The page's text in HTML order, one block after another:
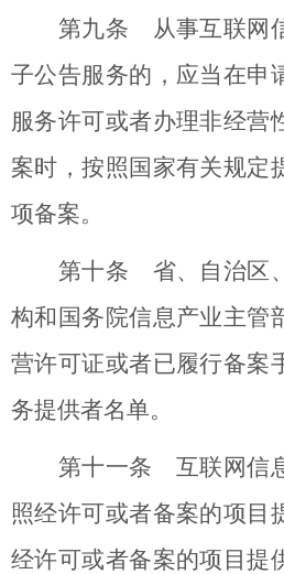
第九条 从事互联网
子公告服务的，应当在申
服务许可或者办理非经营
案时，按照国家有关规定
项备案。
第十条 省、自治区
构和国务院信息产业主管
营许可证或者已履行备案
务提供者名单。
第十一条 互联网信
照经许可或者备案的项目
经许可或者备案的项目提